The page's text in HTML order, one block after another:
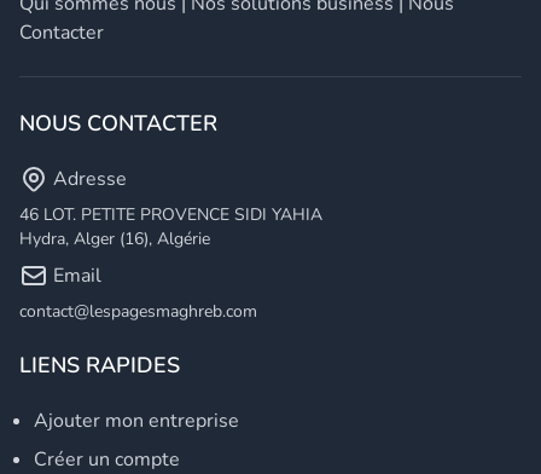
Contacter
NOUS CONTACTER
Adresse
46 LOT. PETITE PROVENCE SIDI YAHIA
Hydra, Alger (16), Algérie
Email
contact@lespagesmaghreb.com
LIENS RAPIDES
Ajouter mon entreprise
Créer un compte